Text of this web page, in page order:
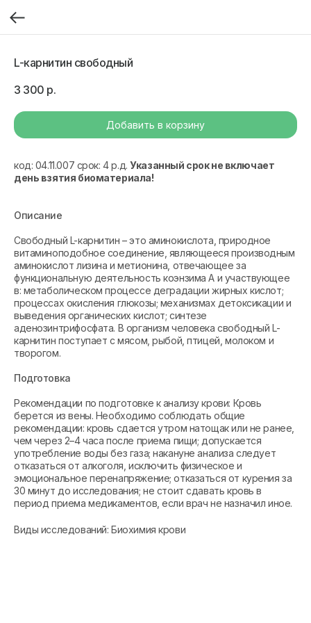
L-карнитин свободный
3 300 р.
Добавить в корзину
код: 04.11.007 срок: 4 р.д.Указанный срок не включает
день взятия биоматериала!
Описание
Свободный L-карнитин – это аминокислота, природное
витаминоподобное соединение, являющееся производным
аминокислот лизина и метионина, отвечающее за
функциональную деятельность коэнзима А и участвующее
в: метаболическом процессе деградации жирных кислот;
процессах окисления глюкозы; механизмах детоксикации и
выведения органических кислот; синтезе
аденозинтрифосфата. В организм человека свободный L-
карнитин поступает с мясом, рыбой, птицей, молоком и
творогом.
Подготовка
Рекомендации по подготовке к анализу крови: Кровь
берется из вены. Необходимо соблюдать общие
рекомендации: кровь сдается утром натощак или не ранее,
чем через 2–4 часа после приема пищи; допускается
употребление воды без газа; накануне анализа следует
отказаться от алкоголя, исключить физическое и
эмоциональное перенапряжение; отказаться от курения за
30 минут до исследования; не стоит сдавать кровь в
период приема медикаментов, если врач не назначил иное.
Виды исследований: Биохимия крови